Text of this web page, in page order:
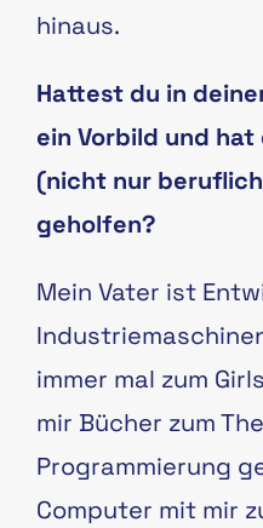
hinaus.
Hattest du in
ein Vorbild und
(nicht nur
geholfen?
Mein Vater ist
immer mal zum
mir Bücher zum
Programmierung
Computer mit mir